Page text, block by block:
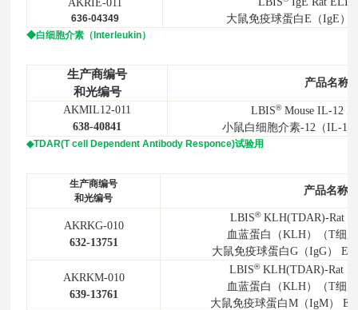
AKRIE-011
636-04349
大鼠免疫球蛋白E（IgE）
◆白细胞介素（Interleukin）
生产商编号
和光编号
产品名称
AKMIL12-011
638-40841
LBIS®Mouse IL-12
小鼠白细胞介素-12（IL-12
◆TDAR(T cell Dependent Antibody Responce)试验用
生产商编号
和光编号
产品名称
AKRKG-010
632-13751
LBIS®KLH(TDAR)-Rat
血蓝蛋白（KLH）（T细
大鼠免疫球蛋白G（IgG）
AKRKM-010
639-13761
LBIS®KLH(TDAR)-Rat
血蓝蛋白（KLH）（T细
大鼠免疫球蛋白M（IgM）